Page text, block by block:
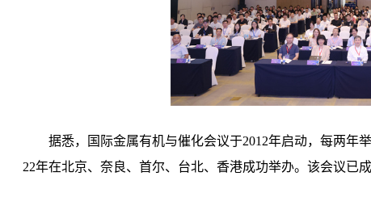
据悉，国际金属有机与催化会议于2012年启动，每两年
22年在北京、奈良、首尔、台北、香港成功举办。该会议已